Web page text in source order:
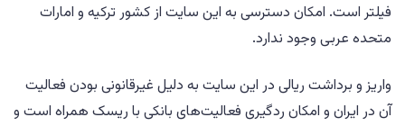
فیلتر است. امکان دسترسی به این سایت از کشور ترکیه و امارات
متحده عربی وجود ندارد.
واریز و برداشت ریالی در این سایت به دلیل غیرقانونی بودن فعالیت
آن در ایران و امکان ردگیری فعالیت‌های بانکی با ریسک همراه است و